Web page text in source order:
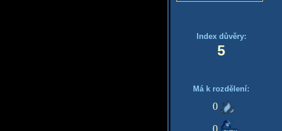
Index důvěry:
5
Má k rozdělení:
0
0